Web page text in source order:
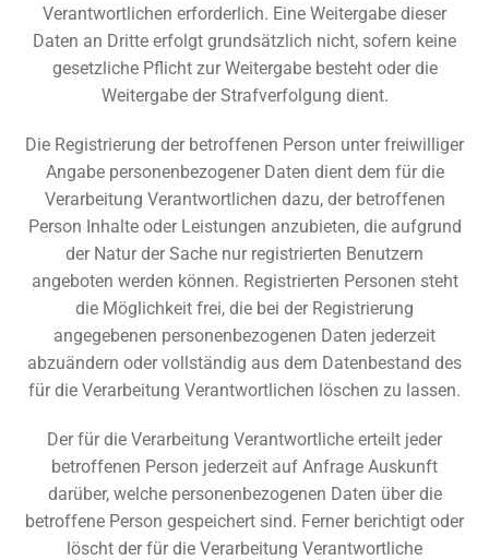
Verantwortlichen erforderlich. Eine Weitergabe dieser
Daten an Dritte erfolgt grundsätzlich nicht, sofern keine
gesetzliche Pflicht zur Weitergabe besteht oder die
Weitergabe der Strafverfolgung dient.
Die Registrierung der betroffenen Person unter freiwilliger
Angabe personenbezogener Daten dient dem für die
Verarbeitung Verantwortlichen dazu, der betroffenen
Person Inhalte oder Leistungen anzubieten, die aufgrund
der Natur der Sache nur registrierten Benutzern
angeboten werden können. Registrierten Personen steht
die Möglichkeit frei, die bei der Registrierung
angegebenen personenbezogenen Daten jederzeit
abzuändern oder vollständig aus dem Datenbestand des
für die Verarbeitung Verantwortlichen löschen zu lassen.
Der für die Verarbeitung Verantwortliche erteilt jeder
betroffenen Person jederzeit auf Anfrage Auskunft
darüber, welche personenbezogenen Daten über die
betroffene Person gespeichert sind. Ferner berichtigt oder
löscht der für die Verarbeitung Verantwortliche